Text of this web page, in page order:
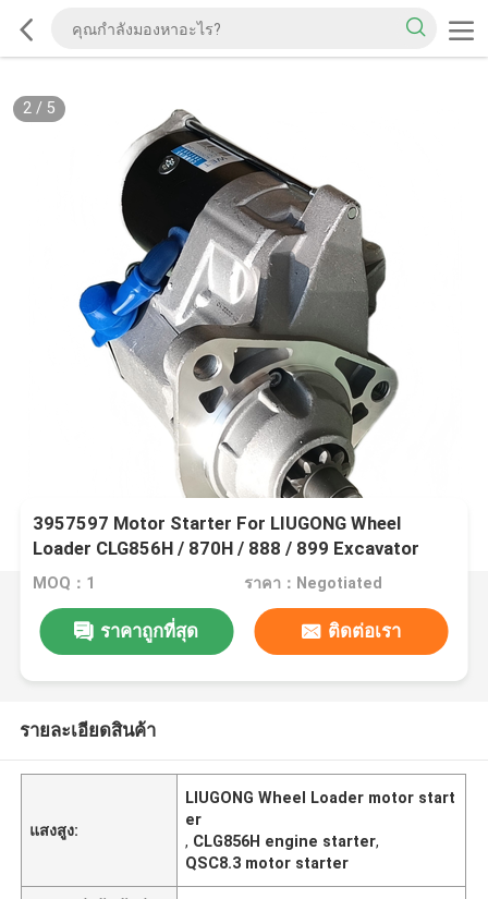
2/ 5
3957597 Motor Starter For LIUGONG Wheel
Loader CLG856H / 870H / 888 / 899 Excavator
925D / 930D / 936D Engine QSC8.3 / ISC8.3
MOQ：1 ราคา：Negotiated
ราคาถูกที่สุด ติดต่อเรา
รายละเอียดสินค้า
แสงสูง:
LIUGONG Wheel Loader motor start
er
, CLG856H engine starter,
QSC8.3 motor starter